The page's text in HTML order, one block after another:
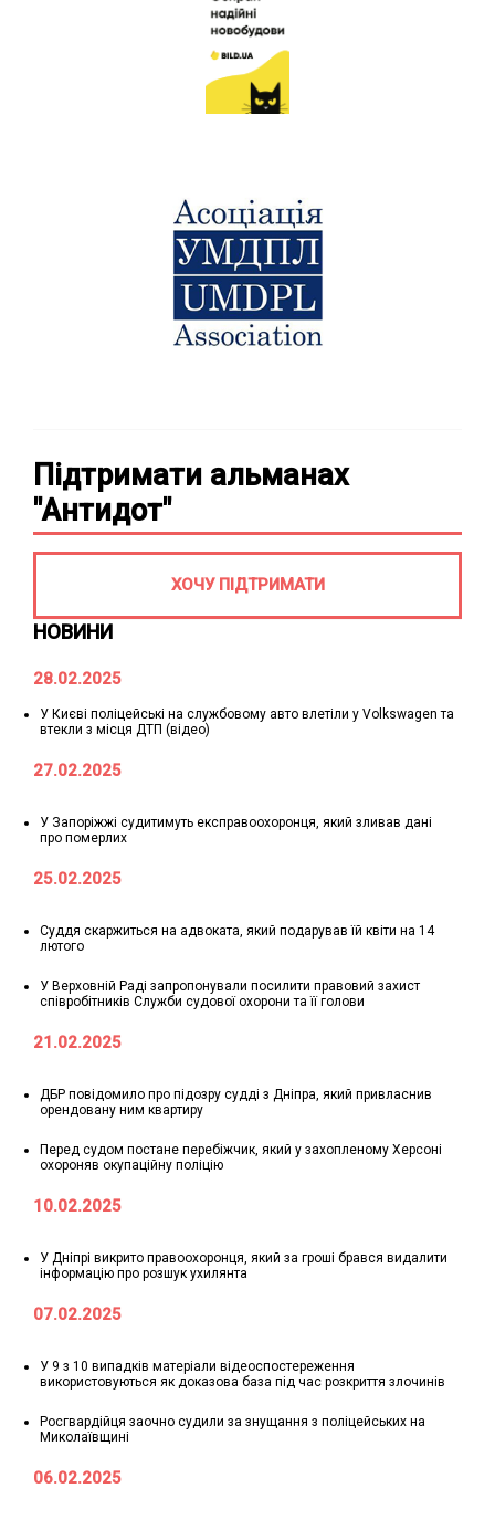
НОВИНИ
28.02.2025
У Києві поліцейські на службовому авто влетіли у Volkswagen та
втекли з місця ДТП (відео)
27.02.2025
У Запоріжжі судитимуть експравоохоронця, який зливав дані
про померлих
25.02.2025
Суддя скаржиться на адвоката, який подарував їй квіти на 14
лютого
У Верховній Раді запропонували посилити правовий захист
співробітників Служби судової охорони та її голови
21.02.2025
ДБР повідомило про підозру судді з Дніпра, який привласнив
орендовану ним квартиру
Перед судом постане перебіжчик, який у захопленому Херсоні
охороняв окупаційну поліцію
10.02.2025
У Дніпрі викрито правоохоронця, який за гроші брався видалити
інформацію про розшук ухилянта
07.02.2025
У 9 з 10 випадків матеріали відеоспостереження
використовуються як доказова база під час розкриття злочинів
Росгвардійця заочно судили за знущання з поліцейських на
Миколаївщині
06.02.2025
Підтримати альманах
"Антидот"
ХОЧУ ПІДТРИМАТИ